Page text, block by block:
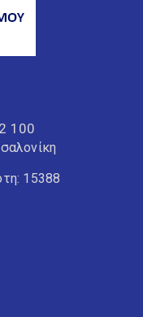
100
15388